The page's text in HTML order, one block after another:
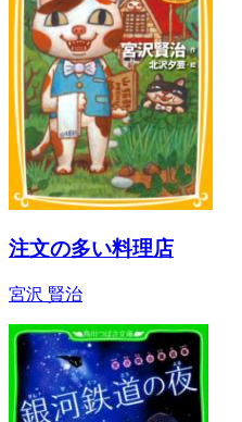
注文の多い料理店
宮沢 賢治